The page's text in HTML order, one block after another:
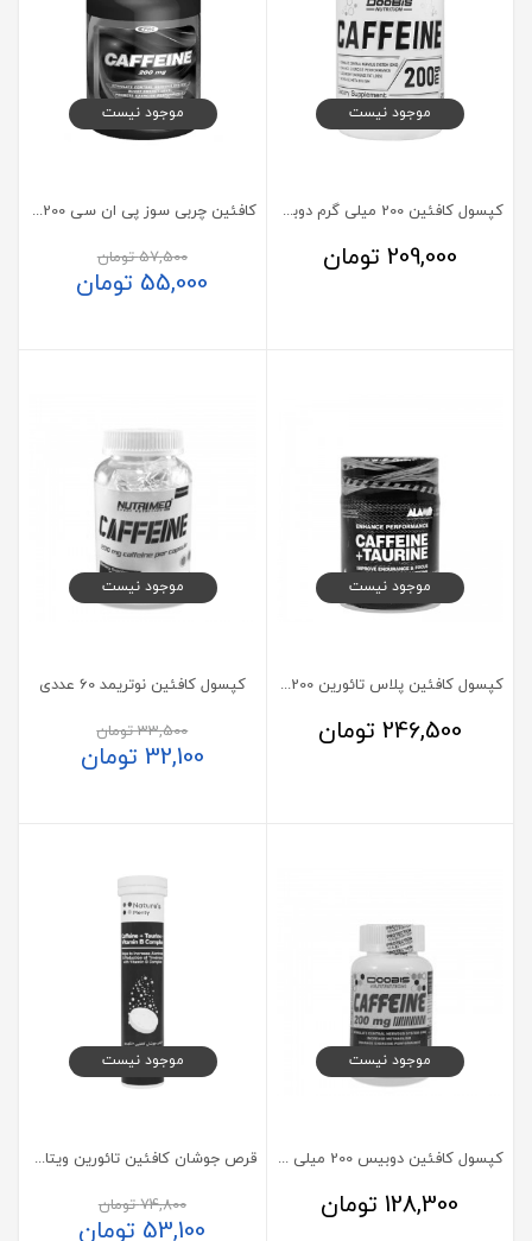
موجود نیست
کپسول کافئین 200 میلی گرم دوبیس 100 عدد
209,000 تومان
موجود نیست
کافئین چربی سوز پی ان سی 200 گرم
57,500تومان
55,000 تومان
موجود نیست
کپسول کافئین پلاس تائورین 200 میلی گرم آلامو 90 عدد
246,500 تومان
موجود نیست
کپسول کافئین نوتریمد 60 عددی
33,500تومان
32,100 تومان
موجود نیست
کپسول کافئین دوبیس 200 میلی گرم 50 عدد
128,300 تومان
موجود نیست
قرص جوشان کافئین تائورین ویتامین ب کمپلکس نیچرز پلنتی 20 عدد
74,800تومان
53,100 تومان